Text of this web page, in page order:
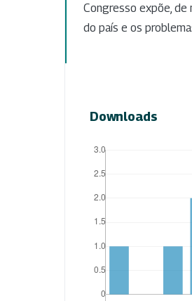
Congresso expõe, de
do país e os
Downloads